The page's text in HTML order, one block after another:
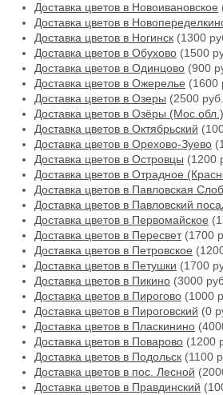
Доставка цветов в Новоивановское
Доставка цветов в
Доставка цветов в Ногинск (1300
Доставка цветов в Обухово (1500
Доставка цветов в Одинцово (900
Доставка цветов в Ожерелье (1600
Доставка цветов в Озеры (2500
Доставка цветов в Озёры (Мос.обл.)
Доставка цветов в Октябрьский
Доставка цветов в Орехово-Зуево
Доставка цветов в Островцы (1200
Доставка цветов в Отрадное
Доставка цветов в Павловская
Доставка цветов в Павловский
Доставка цветов в Первомайское
Доставка цветов в Пересвет(1700
Доставка цветов в Петровское
Доставка цветов в Петушки (1700
Доставка цветов в Пикино (3000
Доставка цветов в Пирогово (1000
Доставка цветов в Пироговский (0
Доставка цветов в Пласкинино
Доставка цветов в Поварово (1200
Доставка цветов в Подольск (1100
Доставка цветов в пос. Лесной
Доставка цветов в Правдинский